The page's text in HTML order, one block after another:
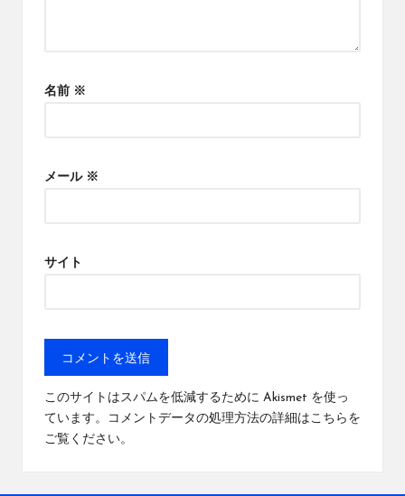
名前 ※
メール ※
サイト
このサイトはスパムを低減するために Akismet を使っ
ています。
コメントデータの処理方法の詳細はこちらを
ご覧ください。